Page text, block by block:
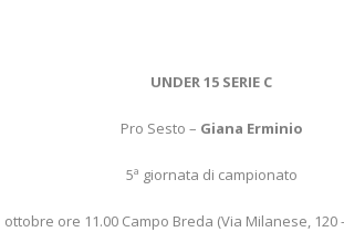
UNDER 15 SERIE C
Pro Sesto – Giana Erminio
5ª giornata di campionato
ottobre ore 11.00 Campo Breda (Via Milanese, 120